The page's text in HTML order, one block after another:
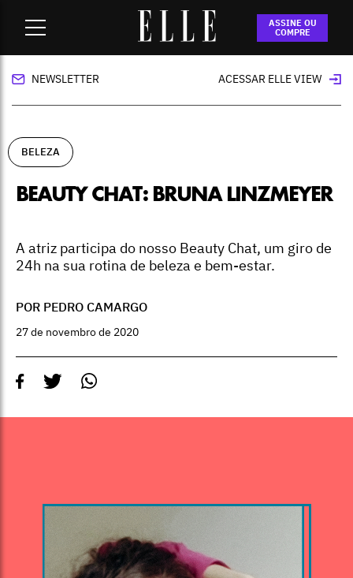
ASSINE OU
COMPRE
Beauty Chat: Bruna Linzmeyer
NEWSLETTER ACESSAR ELLE VIEW
BELEZA
BEAUTY CHAT: BRUNA LINZMEYER
A atriz participa do nosso Beauty Chat, um giro de
24h na sua rotina de beleza e bem-estar.
POR PEDRO CAMARGO
27 de novembro de 2020